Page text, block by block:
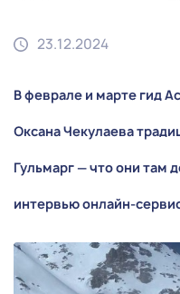
23.12.2024
В феврале и марте гид
Оксана Чекулаева
Гульмарг — что они там
интервью онлайн-